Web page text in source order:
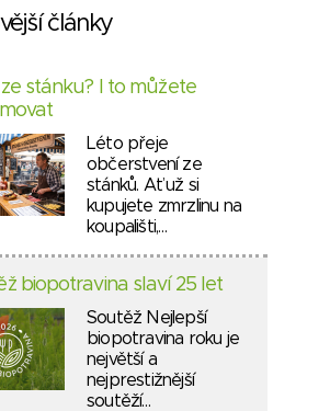
články
stánku? I to můžete
Léto přeje
občerstvení ze
stánků. Ať už si
kupujete zmrzlinu na
koupališti,…
biopotravina slaví 25 let
Soutěž Nejlepší
biopotravina roku je
největší a
nejprestižnější
soutěží…